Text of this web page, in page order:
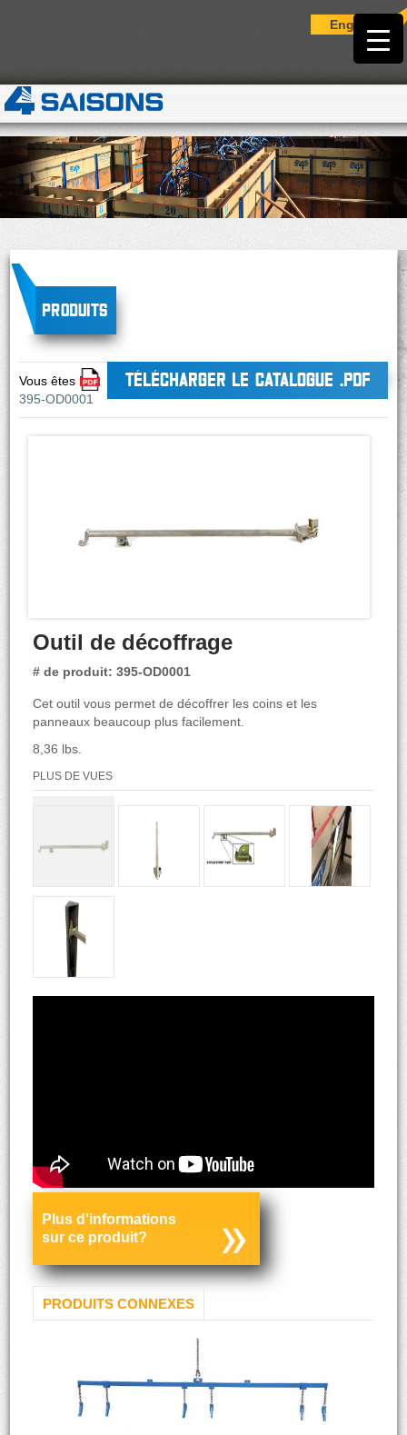
English
Produits
TÉLÉCHARGER LE CATALOGUE .PDF
Vous êtes ici :
395-OD0001
Outil de décoffrage
# de produit: 395-OD0001
Cet outil vous permet de décoffrer les coins et les
panneaux beaucoup plus facilement.
8,36 lbs.
PLUS DE VUES
Plus d'informations
sur ce produit?
PRODUITS CONNEXES